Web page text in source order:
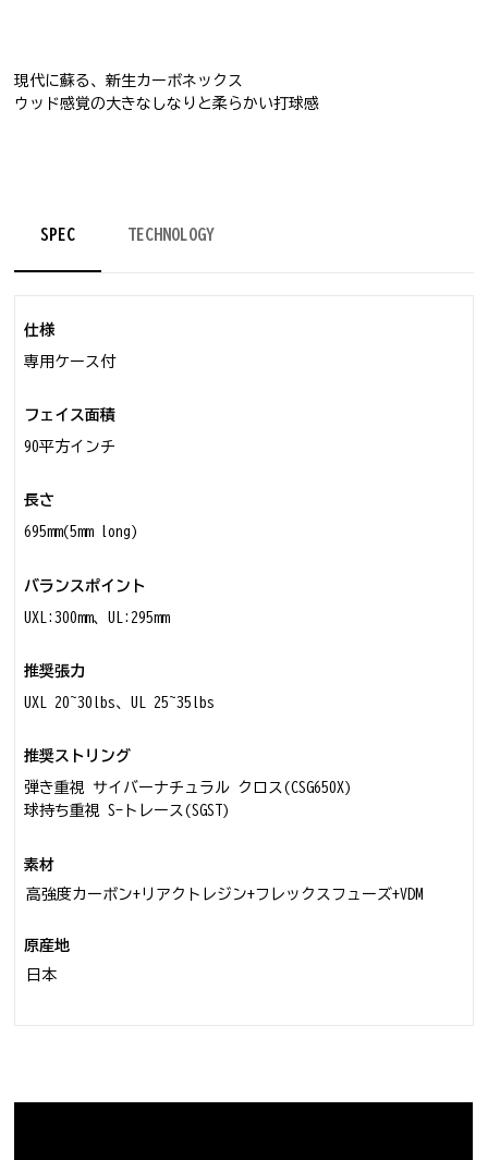
現代に蘇る、新生カーボネックス
ウッド感覚の大きなしなりと柔らかい打球感
SPEC TECHNOLOGY
仕様
専用ケース付
フェイス面積
90平方インチ
長さ
695mm(5mm long)
バランスポイント
UXL:300mm、UL:295mm
推奨張力
UXL 20~30lbs、UL 25~35lbs
推奨ストリング
弾き重視 サイバーナチュラル クロス(CSG650X)
球持ち重視 S-トレース(SGST)
素材
高強度カーボン+リアクトレジン+フレックスフューズ+VDM
原産地
日本